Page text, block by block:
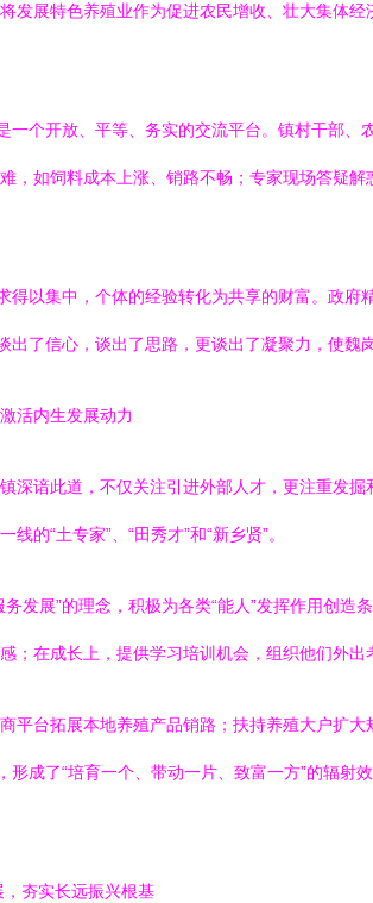
发展特色养殖业作为促进农民增收、壮大集体
一个开放、平等、务实的交流平台。镇村干部
，如饲料成本上涨、销路不畅；专家现场答疑
得以集中，个体的经验转化为共享的财富。政
出了信心，谈出了思路，更谈出了凝聚力，使魏
活内生发展动力
深谙此道，不仅关注引进外部人才，更注重发
的“土专家”、“田秀才”和“新乡贤”。
发展”的理念，积极为各类“能人”发挥作用创
；在成长上，提供学习培训机会，组织他们外出
平台拓展本地养殖产品销路；扶持养殖大户扩
形成了“培育一个、带动一片、致富一方”的辐
夯实长远振兴根基